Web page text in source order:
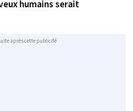
humains serait
après cette publicité